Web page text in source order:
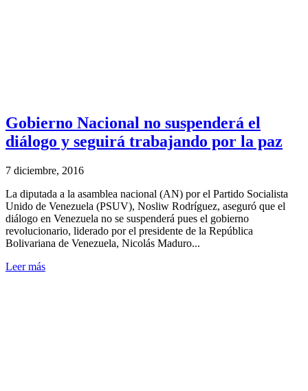
Gobierno Nacional no suspenderá el
diálogo y seguirá trabajando por la paz
7 diciembre, 2016
La diputada a la asamblea nacional (AN) por el Partido Socialista
Unido de Venezuela (PSUV), Nosliw Rodríguez, aseguró que el
diálogo en Venezuela no se suspenderá pues el gobierno
revolucionario, liderado por el presidente de la República
Bolivariana de Venezuela, Nicolás Maduro...
Leer más